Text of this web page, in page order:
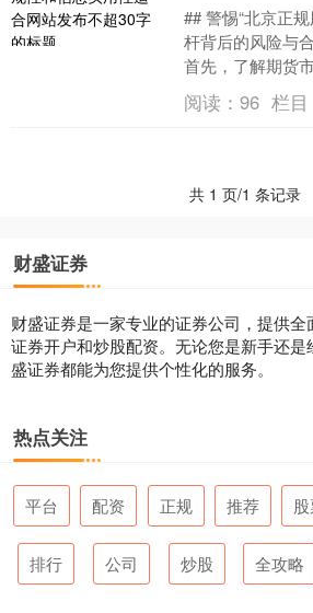
## 警惕“北京正
杆背后的风险与
首先，了解期货
货杠杆提供商。
性、服务和费....
阅读：96 栏
共 1 页/1 条记录
财盛证券
财盛证券是一家专业的证券公司，提供
证券开户和炒股配资。无论您是新手还
盛证券都能为您提供个性化的服务。
热点关注
平台 配资 正规 推荐
排行 公司 炒股 全攻略